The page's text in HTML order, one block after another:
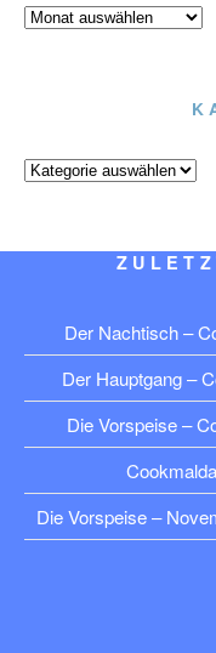
Archiv
Kategorien
Der Nachtisch –
Der Hauptgang –
Die Vorspeise –
Die Vorspeise –